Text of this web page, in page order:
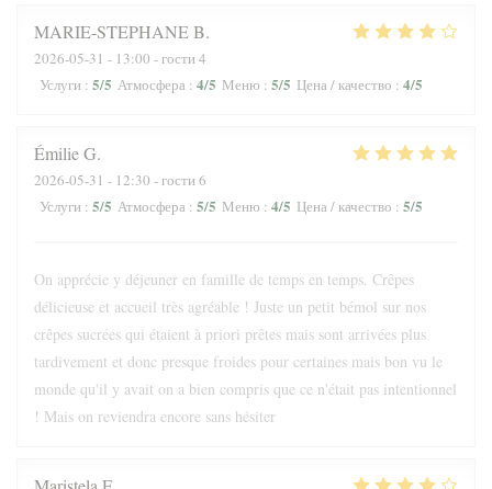
MARIE-STEPHANEB
2026-05-31 - 13:00 - гости 4
Услуги : 5/5 Атмосфера : 4/5 Меню : 5/5 Цена / качество : 4/5
ÉmilieG
2026-05-31 - 12:30 - гости 6
Услуги : 5/5 Атмосфера : 5/5 Меню : 4/5 Цена / качество : 5/5
On apprécie y déjeuner en famille de temps en temps. Crêpes
délicieuse et accueil très agréable ! Juste un petit bémol sur nos
crêpes sucrées qui étaient à priori prêtes mais sont arrivées plus
tardivement et donc presque froides pour certaines mais bon vu le
monde qu'il y avait on a bien compris que ce n'était pas intentionnel
! Mais on reviendra encore sans hésiter